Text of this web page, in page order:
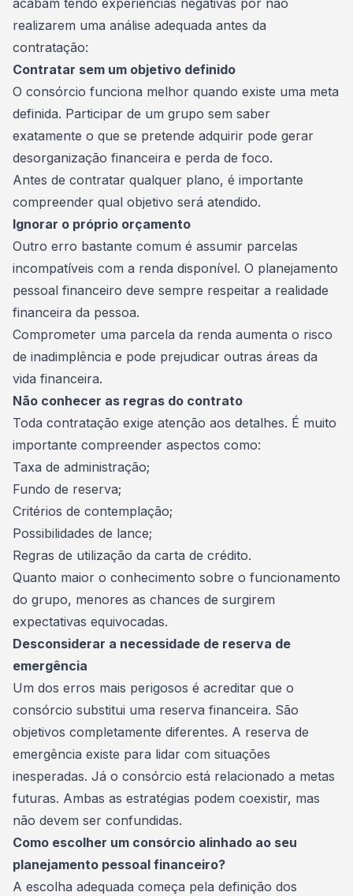
acabam tendo experiências negativas por não
realizarem uma análise adequada antes da
contratação:
Contratar sem um objetivo definido
O consórcio funciona melhor quando existe uma meta
definida. Participar de um grupo sem saber
exatamente o que se pretende adquirir pode gerar
desorganização financeira e perda de foco.
Antes de contratar qualquer plano, é importante
compreender qual objetivo será atendido.
Ignorar o próprio orçamento
Outro erro bastante comum é assumir parcelas
incompatíveis com a renda disponível. O planejamento
pessoal financeiro deve sempre respeitar a realidade
financeira da pessoa.
Comprometer uma parcela da renda aumenta o risco
de inadimplência e pode prejudicar outras áreas da
vida financeira.
Não conhecer as regras do contrato
Toda contratação exige atenção aos detalhes. É muito
importante compreender aspectos como:
Taxa de administração;
Fundo de reserva;
Critérios de contemplação;
Possibilidades de lance;
Regras de utilização da carta de crédito.
Quanto maior o conhecimento sobre o funcionamento
do grupo, menores as chances de surgirem
expectativas equivocadas.
Desconsiderar a necessidade de reserva de
emergência
Um dos erros mais perigosos é acreditar que o
consórcio substitui uma reserva financeira. São
objetivos completamente diferentes. A reserva de
emergência existe para lidar com situações
inesperadas. Já o consórcio está relacionado a metas
futuras. Ambas as estratégias podem coexistir, mas
não devem ser confundidas.
Como escolher um consórcio alinhado ao seu
planejamento pessoal financeiro?
A escolha adequada começa pela definição dos